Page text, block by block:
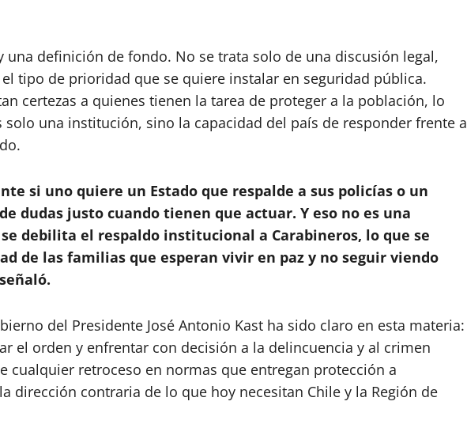
una definición de fondo. No se trata solo de una discusión legal,
tipo de prioridad que se quiere instalar en seguridad pública.
certezas a quienes tienen la tarea de proteger a la población, lo
una institución, sino la capacidad del país de responder frente a
si uno quiere un Estado que respalde a sus policías o un
dudas justo cuando tienen que actuar. Y eso no es una
debilita el respaldo institucional a Carabineros, lo que se
de las familias que esperan vivir en paz y no seguir viendo
del Presidente José Antonio Kast ha sido claro en esta materia:
el orden y enfrentar con decisión a la delincuencia y al crimen
cualquier retroceso en normas que entregan protección a
dirección contraria de lo que hoy necesitan Chile y la Región de